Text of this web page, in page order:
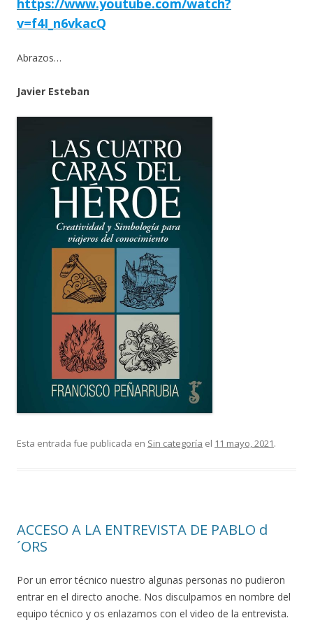
https://www.youtube.com/watch?
v=f4I_n6vkacQ
Abrazos…
Javier Esteban
Esta entrada fue publicada en Sin categoría el 11 mayo, 2021.
ACCESO A LA ENTREVISTA DE PABLO d
´ORS
Por un error técnico nuestro algunas personas no pudieron
entrar en el directo anoche. Nos disculpamos en nombre del
equipo técnico y os enlazamos con el video de la entrevista.